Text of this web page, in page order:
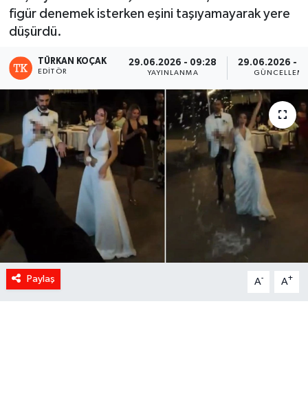
figür denemek isterken eşini taşıyamayarak yere
düşürdü.
TÜRKAN KOÇAK
EDITÖR
29.06.2026 - 09:28
YAYINLANMA
29.06.2026 -
Paylaş A- A+